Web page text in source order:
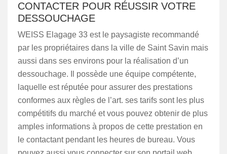
CONTACTER POUR RÉUSSIR VOTRE
DESSOUCHAGE
WEISS Elagage 33 est le paysagiste recommandé
par les propriétaires dans la ville de Saint Savin mais
aussi dans ses environs pour la réalisation d’un
dessouchage. Il possède une équipe compétente,
laquelle est réputée pour assurer des prestations
conformes aux règles de l’art. ses tarifs sont les plus
compétitifs du marché et vous pouvez obtenir de plus
amples informations à propos de cette prestation en
le contactant pendant les heures de bureau. Vous